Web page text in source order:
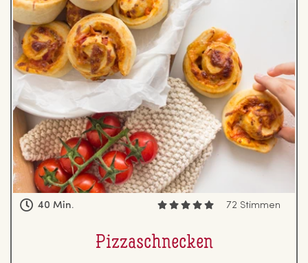
40 Min. 72 Stimmen
Piz­zaschne­cken